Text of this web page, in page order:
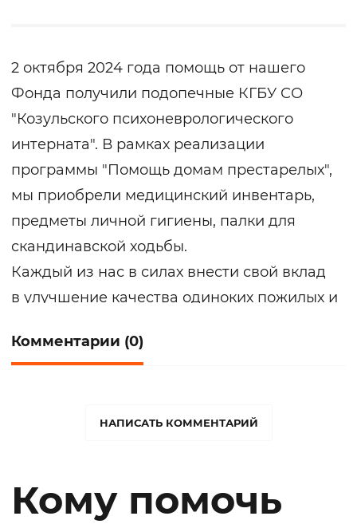
2 октября 2024 года помощь от нашего
Фонда получили подопечные КГБУ СО
"Козульского психоневрологического
интерната". В рамках реализации
программы "Помощь домам престарелых",
мы приобрели медицинский инвентарь,
предметы личной гигиены, палки для
скандинавской ходьбы.
Каждый из нас в силах внести свой вклад
в улучшение качества одиноких пожилых и
Комментарии (0)
НАПИСАТЬ КОММЕНТАРИЙ
Кому помочь